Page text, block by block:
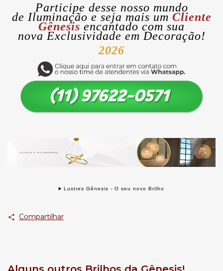
Participe desse nosso mundo
de Iluminação e seja mais um Cliente
Gênesis encantado com sua
nova Exclusividade em Decoração!
2026
Lustres Gênesis - O seu novo Brilho
Compartilhar